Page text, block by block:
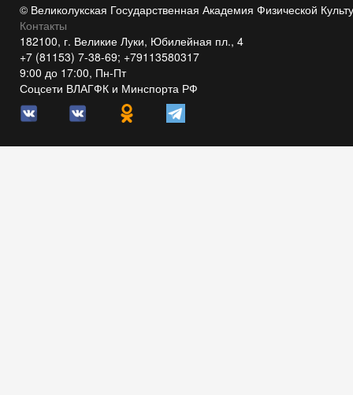
© Великолукская Государственная Академия Физической
Контакты
182100, г. Великие Луки, Юбилейная пл., 4
+7 (81153) 7-38-69; +79113580317
9:00 до 17:00, Пн-Пт
Соцсети ВЛАГФК и Минспорта РФ